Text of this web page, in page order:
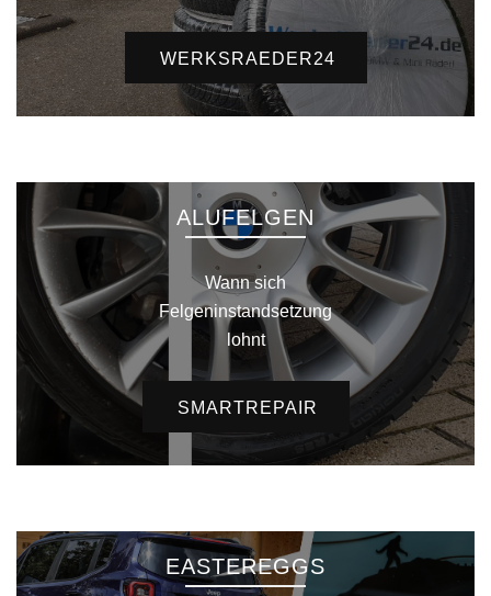
WERKSRAEDER24
ALUFELGEN
Wann sich
Felgeninstandsetzung
lohnt
SMARTREPAIR
EASTEREGGS